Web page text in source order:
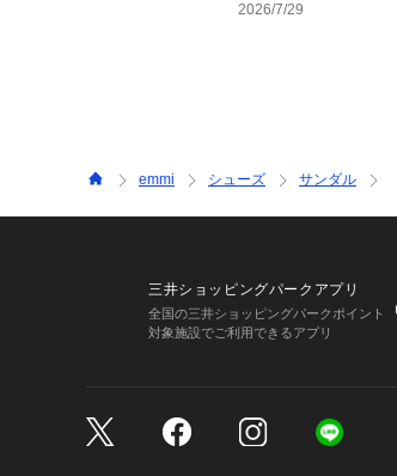
2026/7/29
emmi シューズ サンダル
三井ショッピングパークアプリ
全国の三井ショッピングパークポイント
対象施設でご利用できるアプリ